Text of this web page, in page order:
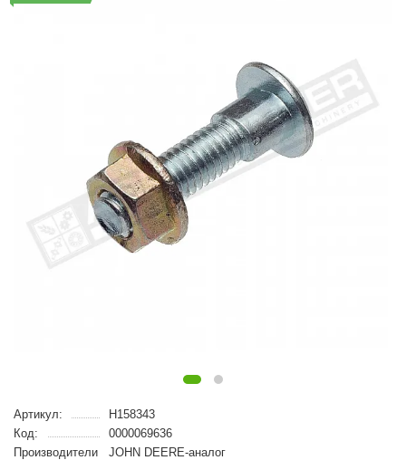
Артикул:
H158343
Код:
0000069636
Производители
JOHN DEERE-аналог